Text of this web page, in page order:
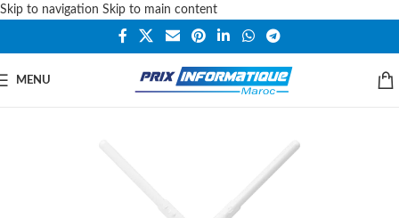
Skip to navigation Skip to main content
MENU